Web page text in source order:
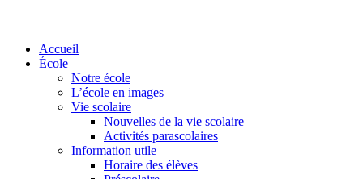
Accueil
École
Notre école
L’école en images
Vie scolaire
Nouvelles de la vie scolaire
Activités parascolaires
Information utile
Horaire des élèves